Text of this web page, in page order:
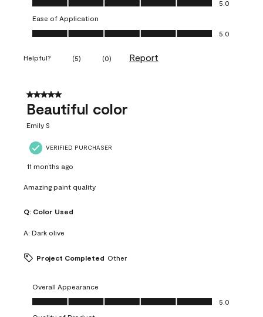
5.0
Ease of Application
Ease of Application, 5.0 out of 5
5.0
Helpful? (5) (0) Report
5 out of 5 stars.
Beautiful color
Emily S
VERIFIED PURCHASER
11 months ago
Amazing paint quality
Q: Color Used
A: Dark olive
Project Completed Other
Overall Appearance
Overall Appearance, 5.0 out of 5
5.0